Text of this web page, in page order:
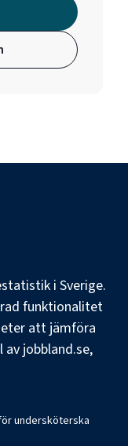
i Sverige.
funktionalitet
att jämföra
av jobbland.se,
undersköterska